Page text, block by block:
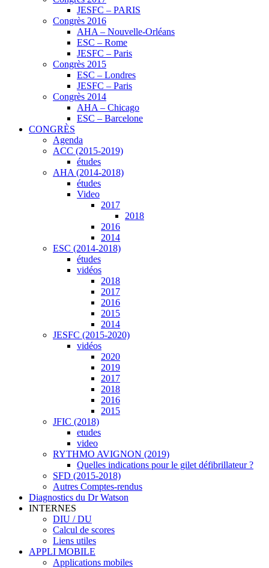
JESFC – PARIS
Congrès 2016
AHA – Nouvelle-Orléans
ESC – Rome
JESFC – Paris
Congrès 2015
ESC – Londres
JESFC – Paris
Congrès 2014
AHA – Chicago
ESC – Barcelone
CONGRÈS
Agenda
ACC (2015-2019)
études
AHA (2014-2018)
études
Video
2017
2018
2016
2014
ESC (2014-2018)
études
vidéos
2018
2017
2016
2015
2014
JESFC (2015-2020)
vidéos
2020
2019
2017
2018
2016
2015
JFIC (2018)
etudes
video
RYTHMO AVIGNON (2019)
Quelles indications pour le gilet défibrillateur ?
SFD (2015-2018)
Autres Comptes-rendus
Diagnostics du Dr Watson
INTERNES
DIU / DU
Calcul de scores
Liens utiles
APPLI MOBILE
Applications mobiles